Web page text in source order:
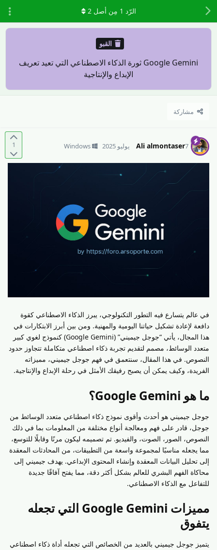
القبو
Google Gemini ثورة الذكاء الاصطناعي التي تعيد تعريف
الإبداع والإنتاجية
مشاركة
الرّد 1 مِن أصل2
1 Ali almontaser7 يوليو 2025 Windows
في عالم يتسارع فيه التطور التكنولوجي، يبرز الذكاء الاصطناعي كقوة
دافعة لإعادة تشكيل حياتنا اليومية والمهنية. ومن بين أبرز الابتكارات في
هذا المجال، يأتي “جوجل جيميني” (Google Gemini) كنموذج لغوي كبير
متعدد الوسائط، مصمم لتقديم تجربة ذكاء اصطناعي متكاملة تتجاوز حدود
النصوص. في هذا المقال، سنتعمق في فهم جوجل جيميني، مميزاته
الفريدة، وكيف يمكن أن يصبح رفيقك الأمثل في رحلة الإبداع والإنتاجية.
ما هو Google Gemini؟
جوجل جيميني هو أحدث وأقوى نموذج ذكاء اصطناعي متعدد الوسائط من
جوجل، قادر على فهم ومعالجة أنواع مختلفة من المعلومات بما في ذلك
النصوص، الصور، الصوت، والفيديو. تم تصميمه ليكون مرنًا وقابلًا للتوسع،
مما يجعله مناسبًا لمجموعة واسعة من التطبيقات، من المحادثات المعقدة
إلى تحليل البيانات المعقدة وإنشاء المحتوى الإبداعي. يهدف جيميني إلى
محاكاة الفهم البشري للعالم بشكل أكثر دقة، مما يفتح آفاقًا جديدة
للتفاعل مع الذكاء الاصطناعي.
مميزات Google Gemini التي تجعله
يتفوق
يتميز جوجل جيميني بالعديد من الخصائص التي تجعله أداة ذكاء اصطناعي